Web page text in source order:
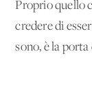
Proprio quello
credere di
sono, è la